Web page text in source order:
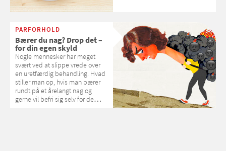
PARFORHOLD
Bærer du nag? Drop det –
for din egen skyld
Nogle mennesker har meget
svært ved at slippe vrede over
en uretfærdig behandling. Hvad
stiller man op, hvis man bærer
rundt på et årelangt nag og
gerne vil befri sig selv for de